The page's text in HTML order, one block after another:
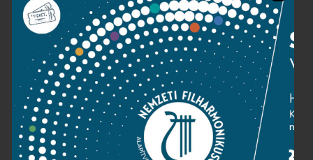
Press room
Terms and privacy
Imprint
NATIONAL PHILHARMONIC